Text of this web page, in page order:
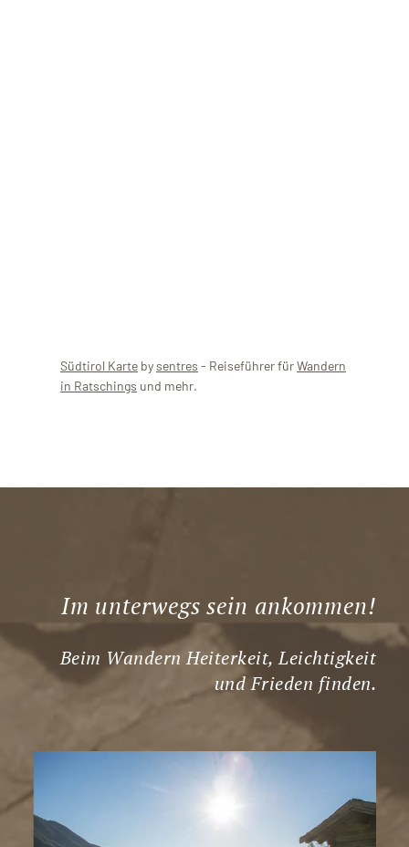
Südtirol Karte by sentres - Reiseführer fürWandern
in Ratschings und mehr.
Im unterwegs sein ankommen!
Beim Wandern Heiterkeit, Leichtigkeit
und Frieden finden.